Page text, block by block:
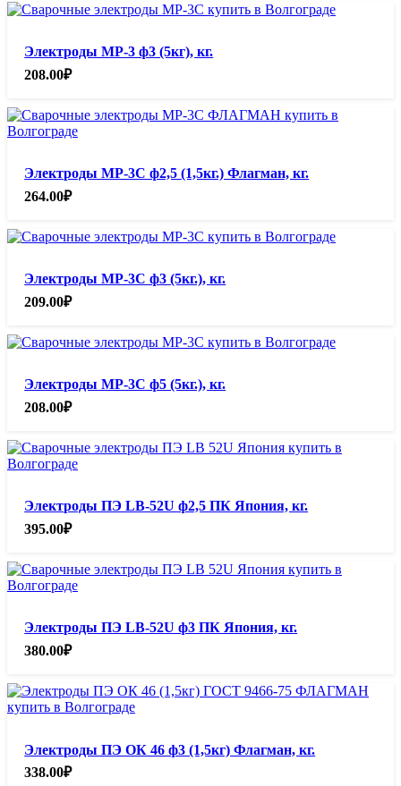
Электроды МР-3 ф3 (5кг), кг.
208.00₽
Электроды МР-3С ф2,5 (1,5кг.) Флагман, кг.
264.00₽
Электроды МР-3С ф3 (5кг.), кг.
209.00₽
Электроды МР-3С ф5 (5кг.), кг.
208.00₽
Электроды ПЭ LB-52U ф2,5 ПК Япония, кг.
395.00₽
Электроды ПЭ LB-52U ф3 ПК Япония, кг.
380.00₽
Электроды ПЭ ОК 46 ф3 (1,5кг) Флагман, кг.
338.00₽